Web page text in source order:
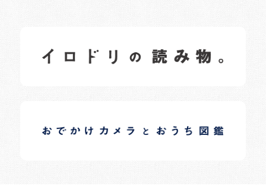
日常の様子など随時更新中です。
日常の様子など随時更新中です。